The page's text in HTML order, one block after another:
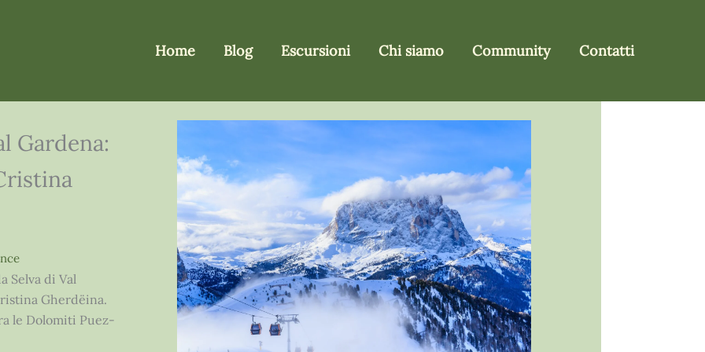
Home Blog Escursioni Chi siamo Community Contatti
Gardena:
Selva di Val
Gherdëina.
le Dolomiti Puez-